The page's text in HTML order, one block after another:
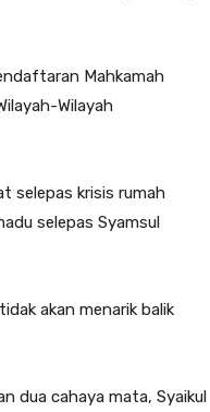
Mahkamah
Wilayah
selepas krisis rumah
selepas Syamsul
akan menarik balik
dua cahaya mata, Syaikul